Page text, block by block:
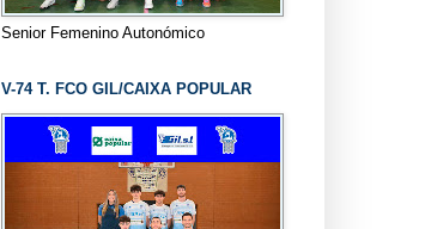
Senior Femenino Autonómico
V-74 T. FCO GIL/CAIXA POPULAR